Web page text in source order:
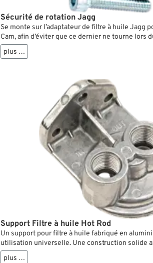
Sécurité de rotation Jagg
Se monte sur l’adaptateur de filtre à huile Jagg
Cam, afin d’éviter que ce dernier ne tourne lors
cartouche.
plus …
Support Filtre à huile Hot Rod
Un support pour filtre à huile fabriqué en
utilisation universelle. Une construction solide
fixation pour un montage facile.
plus …